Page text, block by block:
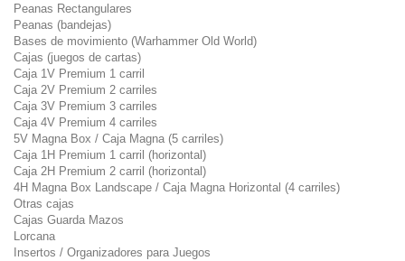
Peanas Rectangulares
Peanas (bandejas)
Bases de movimiento (Warhammer Old World)
Cajas (juegos de cartas)
Caja 1V Premium 1 carril
Caja 2V Premium 2 carriles
Caja 3V Premium 3 carriles
Caja 4V Premium 4 carriles
5V Magna Box / Caja Magna (5 carriles)
Caja 1H Premium 1 carril (horizontal)
Caja 2H Premium 2 carril (horizontal)
4H Magna Box Landscape / Caja Magna Horizontal (4 carriles)
Otras cajas
Cajas Guarda Mazos
Lorcana
Insertos / Organizadores para Juegos